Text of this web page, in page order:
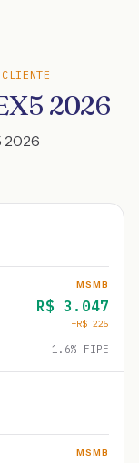
2026
2026
MSMB
R$ 3.047
−R$ 225
1.6% FIPE
MSMB